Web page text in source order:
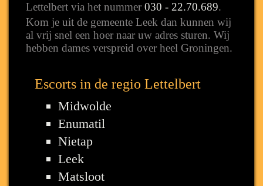
Lettelbert via het nummer 030 - 22.70.689.
Kom je uit de gemeente Leek dan kunnen wij
al vrij snel een hoer naar uw adres sturen. Wij
hebben dames verspreid over heel Groningen.
Escorts in de regio Lettelbert
Midwolde
Enumatil
Nietap
Leek
Matsloot